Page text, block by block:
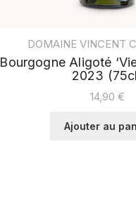
DOMAINE VINCENT
Bourgogne Aligoté
2023
14,90 €
Ajouter au